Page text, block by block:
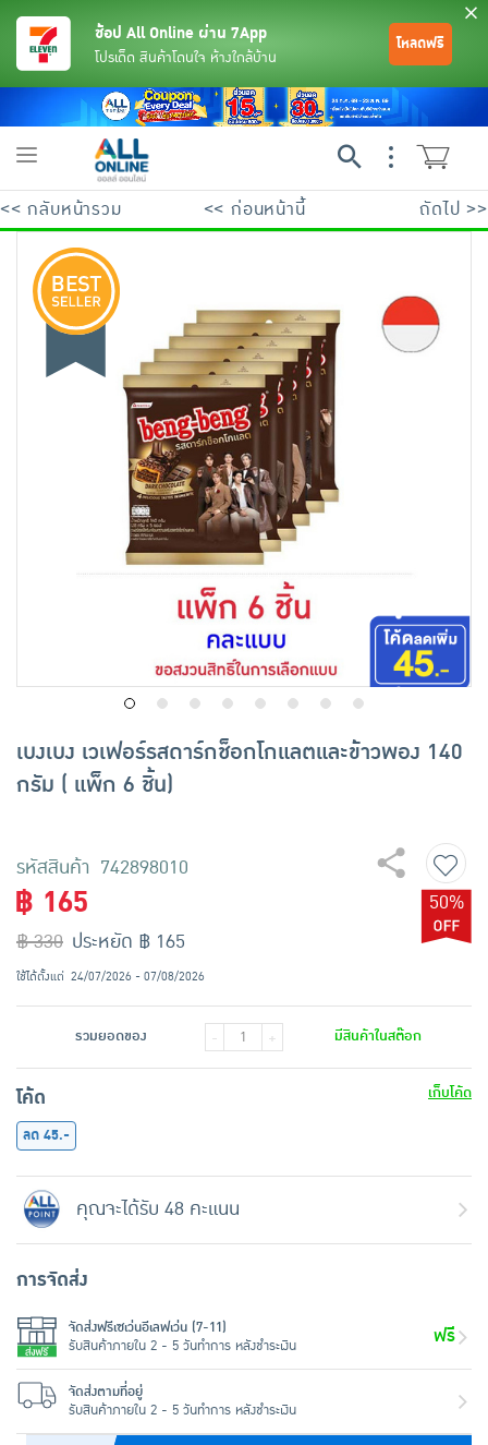
เครื่องดื่มและผงชงดื่ม
เครื่องปรุงรสและของแห้ง
ขนมขบเคี้ยว และช็อคโกแลต
อาหารสด ผัก ผลไม้และเบเกอรี่
ช้อป All Online ผ่าน 7App
โปรเด็ด สินค้าโดนใจ ห้างใกล้บ้าน
โหลดฟรี
Toggle
<< กลับหน้ารวม << ก่อนหน้านี้ ถัดไป >>
เบงเบง เวเฟอร์รสดาร์กช็อกโกแลตและข้าวพอง 140
กรัม ( แพ็ก 6 ชิ้น)
รหัสสินค้า 742898010
฿ 165
฿ 330
50%
ประหยัด ฿ 165
ใช้ได้ตั้งแต่ 24/07/2026 - 07/08/2026
รวมยอดของ - + มีสินค้าในสต๊อก
โค้ด
เก็บโค้ด
ลด 45.-
คุณจะได้รับ 48 คะแนน
การจัดส่ง
จัดส่งฟรีเซเว่นอีเลฟเว่น (7-11)
รับสินค้าภายใน 2 - 5 วันทำการ หลังชำระเงิน
ฟรี
จัดส่งตามที่อยู่
รับสินค้าภายใน 2 - 5 วันทำการ หลังชำระเงิน